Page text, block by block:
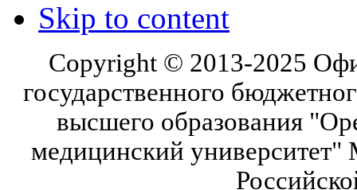
Skip to content
Copyright © 2013-2025
государственного
высшего образования
медицинский университет"